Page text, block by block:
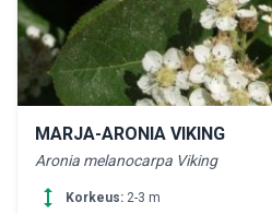
MARJA-ARONIA VIKING
Aronia melanocarpa Viking
height Korkeus: 2-3 m